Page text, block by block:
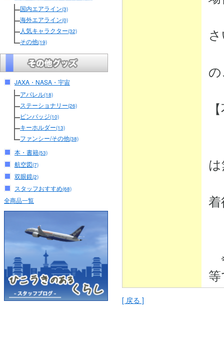
国内エアライン(3)
海外エアライン(0)
人気キャラクター(32)
その他(19)
JAXA・NASA・宇宙
アパレル(18)
ステーショナリー(26)
ピンバッジ(10)
キーホルダー(13)
ファンシー/その他(38)
本・書籍(53)
航空図(7)
双眼鏡(2)
スタッフおすすめ(68)
全商品一覧
[ 戻る ]